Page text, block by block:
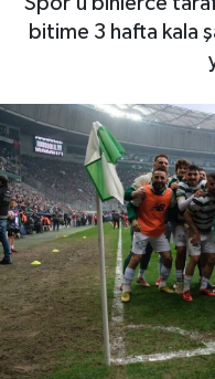
bitime 3 hafta kala